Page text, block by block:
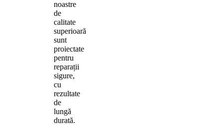
noastre
de
calitate
superioară
sunt
proiectate
pentru
reparații
sigure,
cu
rezultate
de
lungă
durată.